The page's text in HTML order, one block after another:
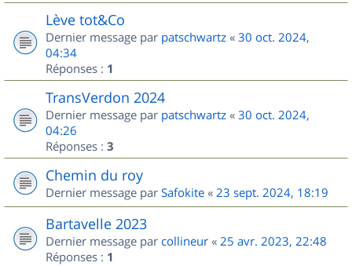
Lève tot&Co
Dernier message par patschwartz « 30 oct. 2024,
04:34
Réponses : 1
TransVerdon 2024
Dernier message par patschwartz « 30 oct. 2024,
04:26
Réponses : 3
Chemin du roy
Dernier message par Safokite « 23 sept. 2024, 18:19
Bartavelle 2023
Dernier message par collineur « 25 avr. 2023, 22:48
Réponses : 1